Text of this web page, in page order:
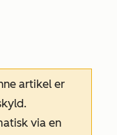
artikel er
via en